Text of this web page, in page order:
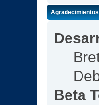
Beta